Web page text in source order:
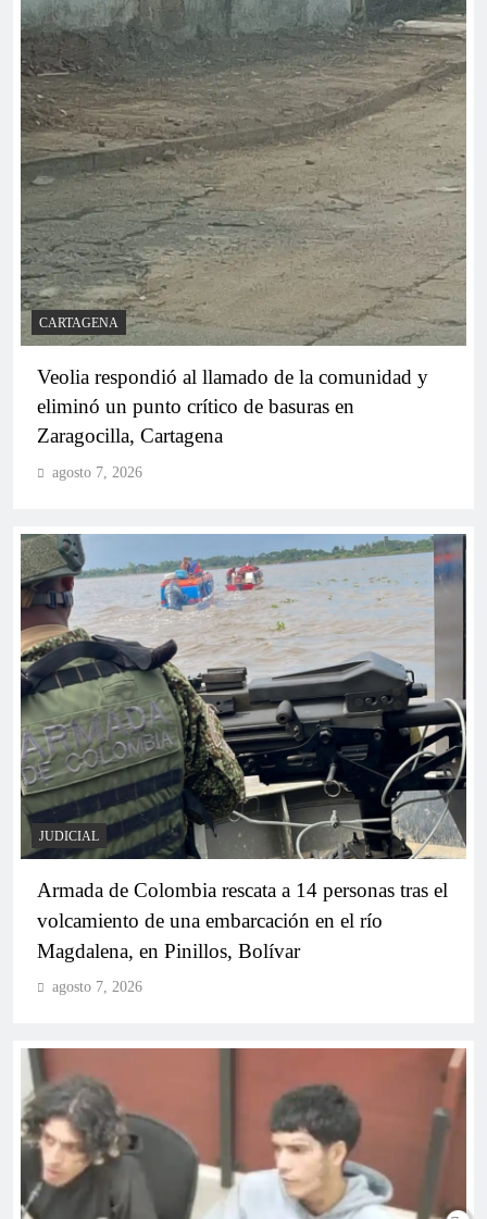
Yamil Arana, el mejor gobernador de la Región
Caribe, según encuesta de Datanálisis
Amenazan de muerte a Paloma Valencia en plena
contienda electoral
Bolívar, entre los 14 departamentos del país donde
CARTAGENA
Veolia respondió al llamado de la comunidad y
eliminó un punto crítico de basuras en
Zaragocilla, Cartagena
agosto 7, 2026
JUDICIAL
Armada de Colombia rescata a 14 personas tras el
volcamiento de una embarcación en el río
Magdalena, en Pinillos, Bolívar
agosto 7, 2026